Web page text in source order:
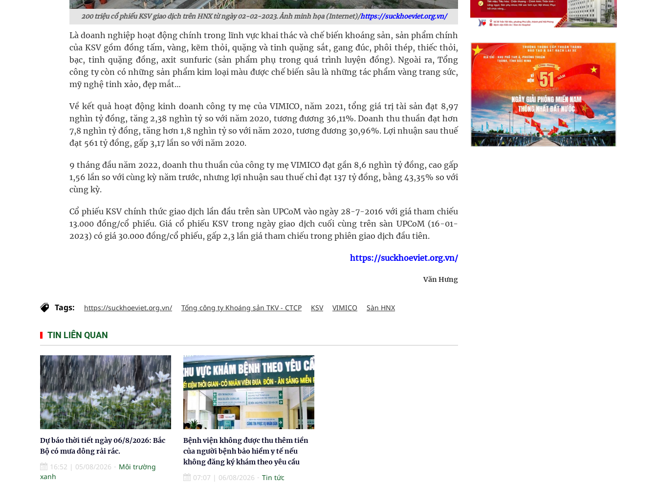
200 triệu cổ phiếu KSV giao dịch trên HNX từ ngày 02-02-2023. Ảnh minh họa (Internet)/https://suckhoeviet.org.vn/
Là doanh nghiệp hoạt động chính trong lĩnh vực khai thác và chế biến khoáng sản, sản phẩm chính
của KSV gồm đồng tấm, vàng, kẽm thỏi, quặng và tinh quặng sắt, gang đúc, phôi thép, thiếc thỏi,
bạc, tinh quặng đồng, axit sunfuric (sản phẩm phụ trong quá trình luyện đồng). Ngoài ra, Tổng
công ty còn có những sản phẩm kim loại màu được chế biến sâu là những tác phẩm vàng trang sức,
mỹ nghệ tinh xảo, đẹp mắt…
Về kết quả hoạt động kinh doanh công ty mẹ của VIMICO, năm 2021, tổng giá trị tài sản đạt 8,97
nghìn tỷ đồng, tăng 2,38 nghìn tỷ so với năm 2020, tương đương 36,11%. Doanh thu thuần đạt hơn
7,8 nghìn tỷ đồng, tăng hơn 1,8 nghìn tỷ so với năm 2020, tương đương 30,96%. Lợi nhuận sau thuế
đạt 561 tỷ đồng, gấp 3,17 lần so với năm 2020.
9 tháng đầu năm 2022, doanh thu thuần của công ty mẹ VIMICO đạt gần 8,6 nghìn tỷ đồng, cao gấp
1,56 lần so với cùng kỳ năm trước, nhưng lợi nhuận sau thuế chỉ đạt 137 tỷ đồng, bằng 43,35% so với
cùng kỳ.
Cổ phiếu KSV chính thức giao dịch lần đầu trên sàn UPCoM vào ngày 28-7-2016 với giá tham chiếu
13.000 đồng/cổ phiếu. Giá cổ phiếu KSV trong ngày giao dịch cuối cùng trên sàn UPCoM (16-01-
2023) có giá 30.000 đồng/cổ phiếu, gấp 2,3 lần giá tham chiếu trong phiên giao dịch đầu tiên.
https://suckhoeviet.org.vn/
Văn Hưng
Tags: https://suckhoeviet.org.vn/ Tổng công ty Khoáng sản TKV - CTCP KSV VIMICO Sàn HNX
TIN LIÊN QUAN
Dự báo thời tiết ngày 06/8/2026: Bắc
Bộ có mưa dông rải rác.
16:52 | 05/08/2026
Môi trường
xanh
Bệnh viện không được thu thêm tiền
của người bệnh bảo hiểm y tế nếu
không đăng ký khám theo yêu cầu
07:07 | 06/08/2026 Tin tức